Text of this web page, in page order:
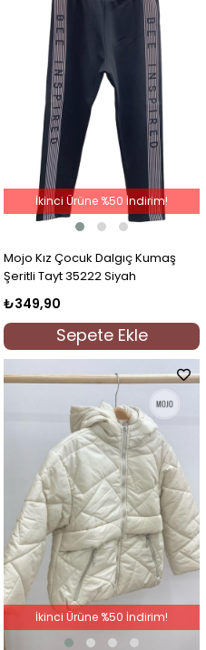
Mojo Kız Çocuk Dalgıç Kumaş
Şeritli Tayt 35222 Siyah
₺349,90
Sepete Ekle
İkinci Ürüne %50 İndirim!
İkinci Ürüne %50 İndirim!